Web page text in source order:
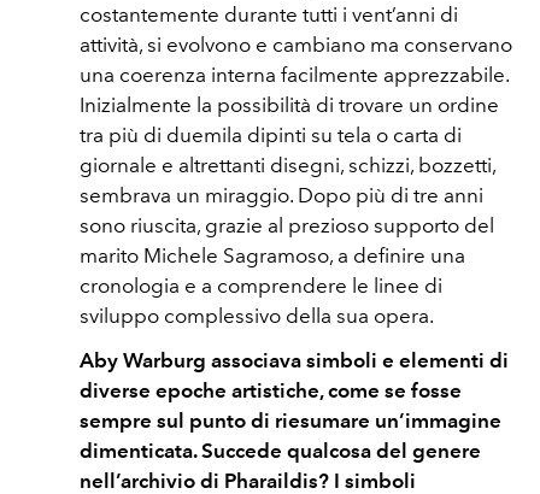
costantemente durante tutti i vent’anni di
attività, si evolvono e cambiano ma conservano
una coerenza interna facilmente apprezzabile.
Inizialmente la possibilità di trovare un ordine
tra più di duemila dipinti su tela o carta di
giornale e altrettanti disegni, schizzi, bozzetti,
sembrava un miraggio. Dopo più di tre anni
sono riuscita, grazie al prezioso supporto del
marito Michele Sagramoso, a definire una
cronologia e a comprendere le linee di
sviluppo complessivo della sua opera.
Aby Warburg associava simboli e elementi di
diverse epoche artistiche, come se fosse
sempre sul punto di riesumare un’immagine
dimenticata. Succede qualcosa del genere
nell’archivio di Pharaildis? I simboli